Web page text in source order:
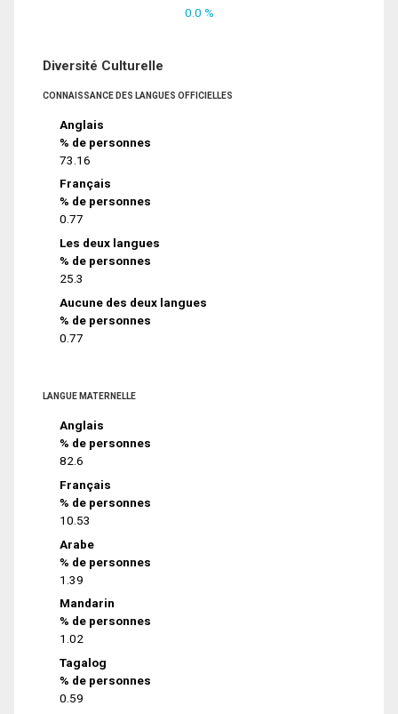
0.0 %
Diversité Culturelle
CONNAISSANCE DES LANGUES OFFICIELLES
Anglais
% de personnes
73.16
Français
% de personnes
0.77
Les deux langues
% de personnes
25.3
Aucune des deux langues
% de personnes
0.77
LANGUE MATERNELLE
Anglais
% de personnes
82.6
Français
% de personnes
10.53
Arabe
% de personnes
1.39
Mandarin
% de personnes
1.02
Tagalog
% de personnes
0.59